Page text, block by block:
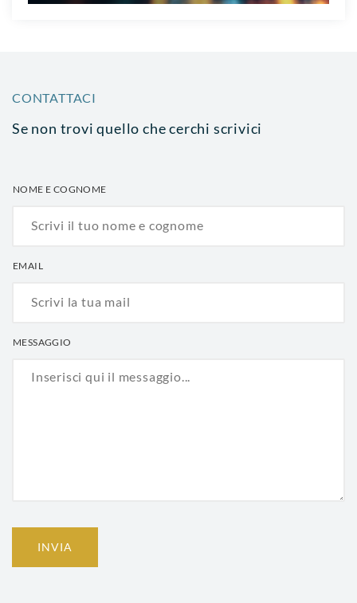
CONTATTACI
Se non trovi quello che cerchi scrivici
NOME E COGNOME
EMAIL
MESSAGGIO
INVIA